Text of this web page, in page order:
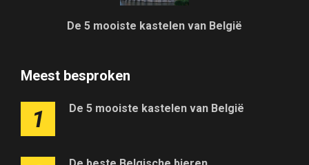
De 5 mooiste kastelen van België
Meest besproken
1 De 5 mooiste kastelen van België